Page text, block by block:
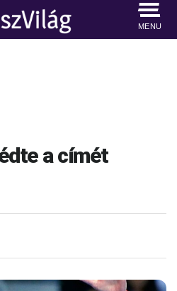
MENU
a címét